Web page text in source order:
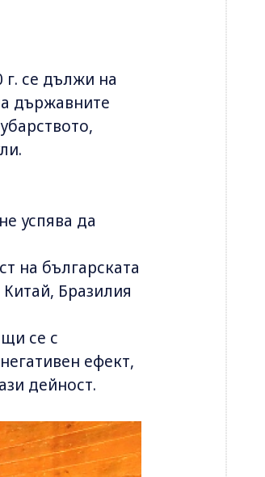
се дължи на
държавните
успява да
на българската
Бразилия
се с
ефект,
дейност.